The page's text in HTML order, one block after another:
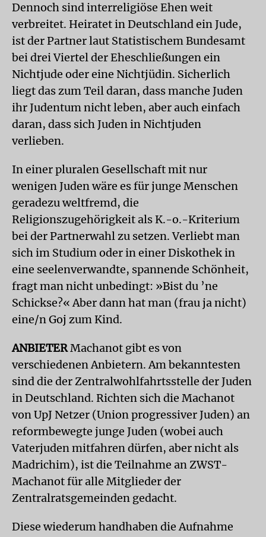
Dennoch sind interreligiöse Ehen weit
verbreitet. Heiratet in Deutschland ein Jude,
ist der Partner laut Statistischem Bundesamt
bei drei Viertel der Eheschließungen ein
Nichtjude oder eine Nichtjüdin. Sicherlich
liegt das zum Teil daran, dass manche Juden
ihr Judentum nicht leben, aber auch einfach
daran, dass sich Juden in Nichtjuden
verlieben.
In einer pluralen Gesellschaft mit nur
wenigen Juden wäre es für junge Menschen
geradezu weltfremd, die
Religionszugehörigkeit als K.-o.-Kriterium
bei der Partnerwahl zu setzen. Verliebt man
sich im Studium oder in einer Diskothek in
eine seelenverwandte, spannende Schönheit,
fragt man nicht unbedingt: »Bist du ’ne
Schickse?« Aber dann hat man (frau ja nicht)
eine/n Goj zum Kind.
ANBIETERMachanot gibt es von
verschiedenen Anbietern. Am bekanntesten
sind die der Zentralwohlfahrtsstelle der Juden
in Deutschland. Richten sich die Machanot
von UpJ Netzer (Union progressiver Juden) an
reformbewegte junge Juden (wobei auch
Vaterjuden mitfahren dürfen, aber nicht als
Madrichim), ist die Teilnahme an ZWST-
Machanot für alle Mitglieder der
Zentralratsgemeinden gedacht.
Diese wiederum handhaben die Aufnahme